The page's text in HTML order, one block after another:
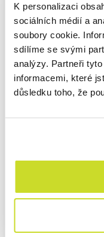
K personalizaci
sociálních médií a
soubory cookie.
sdílíme se svými
analýzy. Partneři
informacemi, které
důsledku toho, že
buď pravděpodobné
výše nebo okamžik
podléhají dokladové
odůvodněnost. Mezi
rezerva na daň z
nevyčerpanou
Zaúčtování
trhu vyhlášeným ČNB.
povinna na konci